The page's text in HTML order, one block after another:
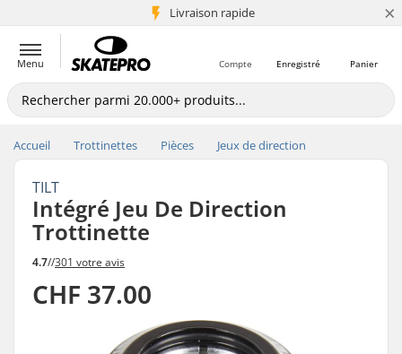
Livraison rapide
+5 mio de clients ×
Menu Panier
Enregistré
Compte
Accueil Trottinettes Pièces Jeux de direction
TILT
Intégré Jeu De Direction
Trottinette
4.7//301 votre avis
CHF 37.00